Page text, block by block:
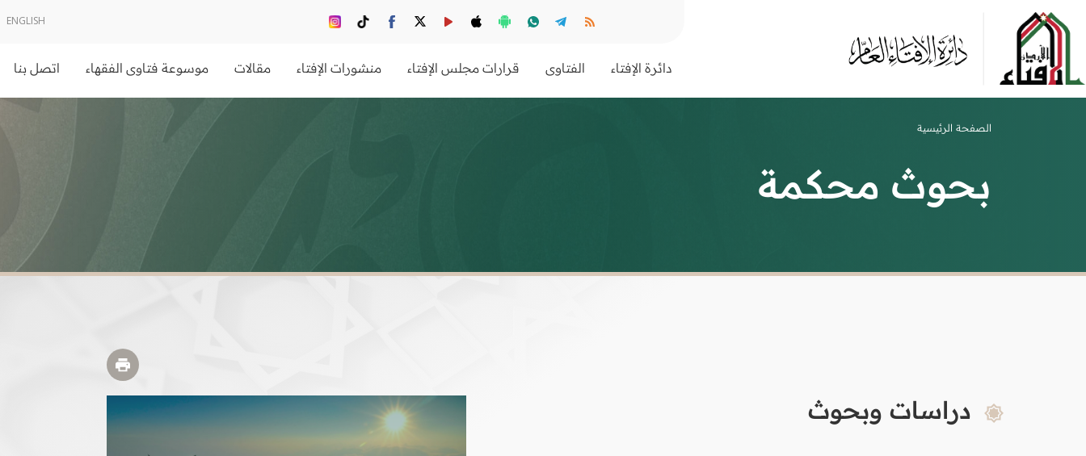
ENGLISH
دائرة الإفتاء الفتاوى قرارات مجلس الإفتاء منشورات الإفتاء مقالات موسوعة فتاوى الفقهاء اتصل بنا
الصفحة الرئيسية
بحوث محكمة
دراسات وبحوث